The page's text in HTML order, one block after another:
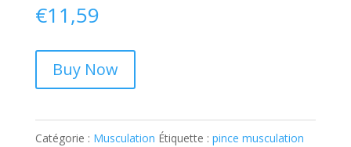
€11,59
Buy Now
Catégorie : Musculation Étiquette : pince musculation